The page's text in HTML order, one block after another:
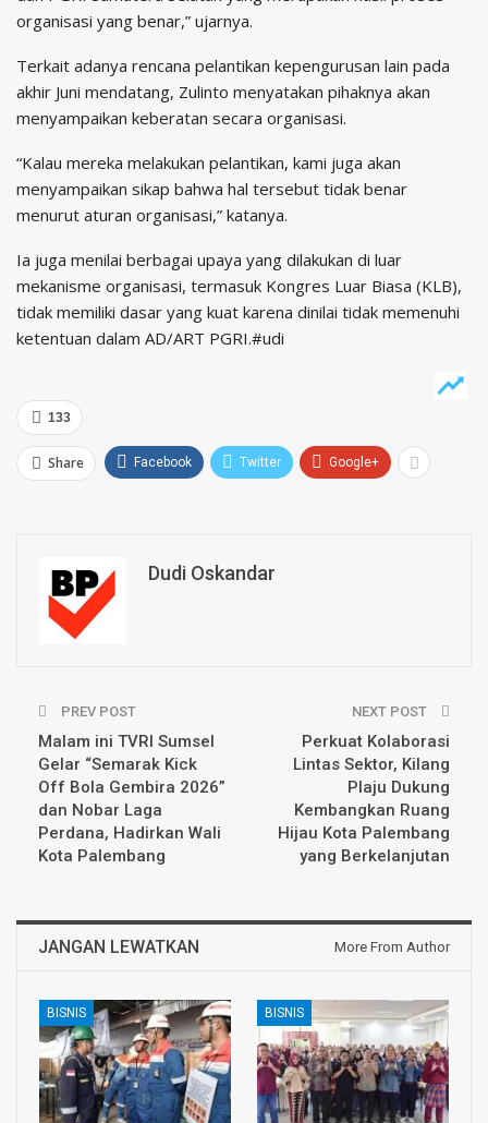
organisasi yang benar,” ujarnya.
Terkait adanya rencana pelantikan kepengurusan lain pada
akhir Juni mendatang, Zulinto menyatakan pihaknya akan
menyampaikan keberatan secara organisasi.
“Kalau mereka melakukan pelantikan, kami juga akan
menyampaikan sikap bahwa hal tersebut tidak benar
menurut aturan organisasi,” katanya.
Ia juga menilai berbagai upaya yang dilakukan di luar
mekanisme organisasi, termasuk Kongres Luar Biasa (KLB),
tidak memiliki dasar yang kuat karena dinilai tidak memenuhi
ketentuan dalam AD/ART PGRI.#udi
133
Share Facebook Twitter Google+
Dudi Oskandar
PREV POST
Malam ini TVRI Sumsel
Gelar “Semarak Kick
Off Bola Gembira 2026”
dan Nobar Laga
Perdana, Hadirkan Wali
Kota Palembang ‎
NEXT POST
Perkuat Kolaborasi
Lintas Sektor, Kilang
Plaju Dukung
Kembangkan Ruang
Hijau Kota Palembang
yang Berkelanjutan
JANGAN LEWATKAN More From Author
BISNIS BISNIS